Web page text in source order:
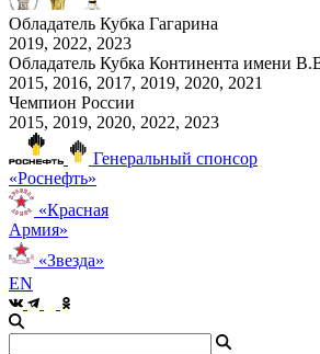
Обладатель Кубка Гагарина
2019, 2022, 2023
Обладатель Кубка Континента имени
2015, 2016, 2017, 2019, 2020, 2021
Чемпион России
2015, 2019, 2020, 2022, 2023
Генеральный спонсор
«Роснефть»
«Красная
Армия»
«Звезда»
EN